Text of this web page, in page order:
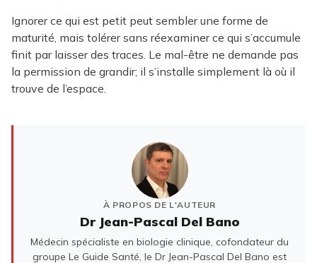
Ignorer ce qui est petit peut sembler une forme de
maturité, mais tolérer sans réexaminer ce qui s’accumule
finit par laisser des traces. Le mal-être ne demande pas
la permission de grandir; il s’installe simplement là où il
trouve de l’espace.
À PROPOS DE L'AUTEUR
Dr Jean-Pascal Del Bano
Médecin spécialiste en biologie clinique, cofondateur du
groupe Le Guide Santé, le Dr Jean-Pascal Del Bano est